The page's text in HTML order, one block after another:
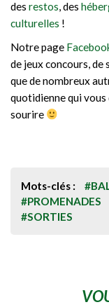
des restos, des
culturelles !
Notre page
de jeux concours,
que de nombreux
quotidienne qui vous
sourire
Mots-clés :
#PROMENADES
#SORTIES